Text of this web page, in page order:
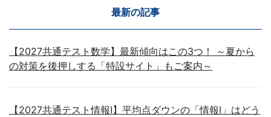
最新の記事
【2027共通テスト数学】最新傾向はこの3つ！ ～夏から
の対策を後押しする「特設サイト」もご案内～
【2027共通テスト情報Ⅰ】平均点ダウンの「情報Ⅰ」はどう